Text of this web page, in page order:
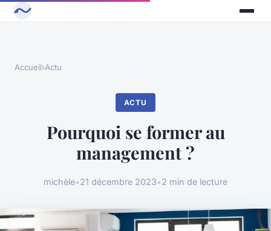
Accueil›Actu
ACTU
Pourquoi se former au
management ?
michèle•21 décembre 2023•2 min de lecture